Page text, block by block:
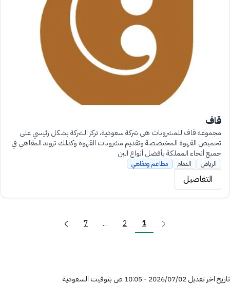
قاف
مجموعة قاف للمشروبات هي شركة سعودية، تركز الشركة بشكل رئيسي على
تحميص القهوة المختصصة وتقديم مشروبات القهوة وكذلك تزويد المقاهي في
جميع أنحاء المملكة بأفضل أنواع البن
الرياض الدمام مطاعم ومقاهي
التفاصيل
1
2
...
7
تاريخ اخر تعديل 02‏/07‏/2026 - 10:05 ص بتوقيت السعودية